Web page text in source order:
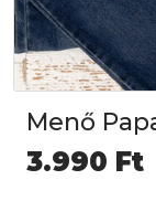
Menő
3.990 Ft